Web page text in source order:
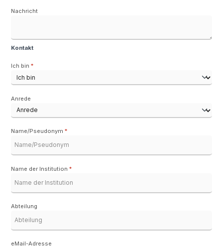
Nachricht
Kontakt
Ich bin *
Anrede
Name/Pseudonym *
Name der Institution *
Abteilung
eMail-Adresse